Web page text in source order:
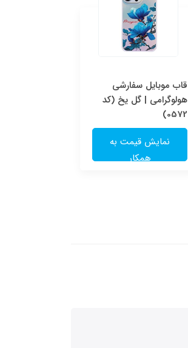
قاب موبایل سفارشی
هولوگرامی | گل یخ (کد
0572)
نمایش قیمت به
همکار